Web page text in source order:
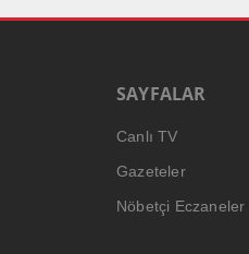
SAYFALAR
Canlı TV
Gazeteler
Nöbetçi Eczaneler